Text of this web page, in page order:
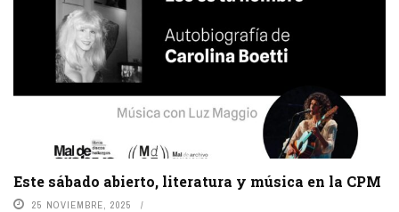
Este sábado abierto, literatura y música en la CPM
25 NOVIEMBRE, 2025